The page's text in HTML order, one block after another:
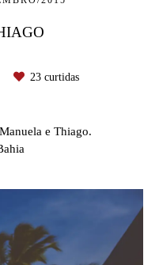
23curtidas
e Thiago.